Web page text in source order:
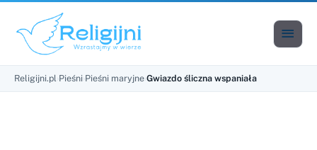

Religijni.pl›Pieśni›Pieśni maryjne›Gwiazdo śliczna wspaniała